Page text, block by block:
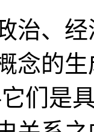
治、
念的
们是